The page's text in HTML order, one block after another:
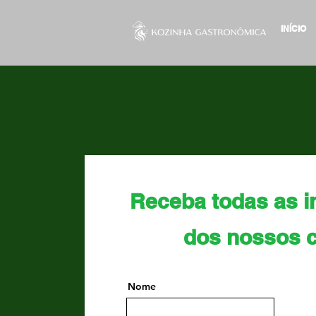
INÍCIO
Receba todas as
dos nossos
Nome